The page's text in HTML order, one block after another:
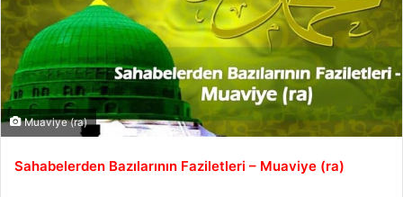
Muaviye (ra)
Sahabelerden Bazılarının Faziletleri – Muaviye (ra)